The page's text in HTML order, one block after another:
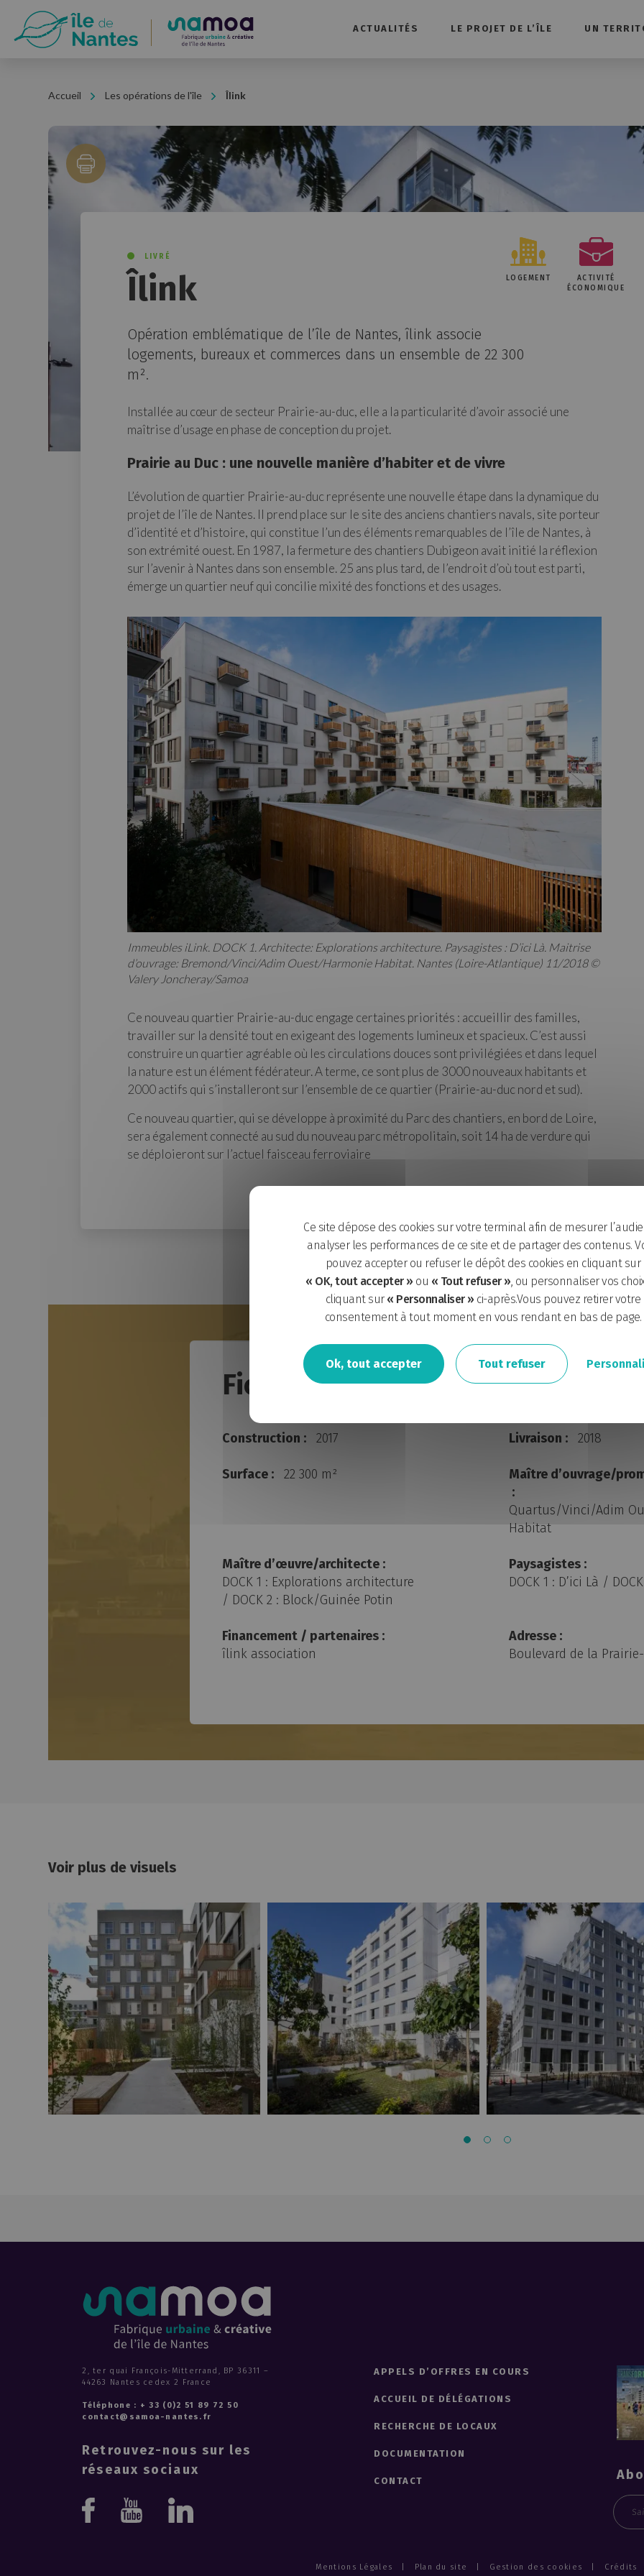
ACTUALITÉS LE PROJET DE L’ÎLE UN
Accueil Les opérations de l'île Îlink
ACTIVITÉ
ÉCONOMIQUE
LOGEMENT
LIVRÉ
Îlink
Opération emblématique de l’île de Nantes, îlink associe
logements, bureaux et commerces dans un ensemble de 22 300
m².
Installée au cœur de secteur Prairie-au-duc, elle a la particularité d’avoir associé une
maîtrise d’usage en phase de conception du projet.
Prairie au Duc : une nouvelle manière d’habiter et de vivre
L’évolution de quartier Prairie-au-duc représente une nouvelle étape dans la dynamique du
projet de l’île de Nantes. Il prend place sur le site des anciens chantiers navals, site porteur
d’identité et d’histoire, qui constitue l’un des éléments remarquables de l’île de Nantes, à
son extrémité ouest. En 1987, la fermeture des chantiers Dubigeon avait initié la réflexion
sur l’avenir à Nantes dans son ensemble. 25 ans plus tard, de l’endroit d’où tout est parti,
émerge un quartier neuf qui concilie mixité des fonctions et des usages.
Immeubles iLink. DOCK 1. Architecte: Explorations architecture. Paysagistes : D’ici Là. Maitrise
d’ouvrage: Bremond/Vinci/Adim Ouest/Harmonie Habitat. Nantes (Loire-Atlantique) 11/2018 ©
Valery Joncheray/Samoa
Ce nouveau quartier Prairie-au-duc engage certaines priorités : accueillir des familles,
travailler sur la densité tout en exigeant des logements lumineux et spacieux. C’est aussi
construire un quartier agréable où les circulations douces sont privilégiées et dans lequel
la nature est un élément fédérateur. A terme, ce sont plus de 3000 nouveaux habitants et
2000 actifs qui s’installeront sur l’ensemble de ce quartier (Prairie-au-duc nord et sud).
Ce nouveau quartier, qui se développe à proximité du Parc des chantiers, en bord de Loire,
sera également connecté au sud du nouveau parc métropolitain, soit 14 ha de verdure qui
se déploieront sur l’actuel faisceau ferroviaire
Fiche technique
Construction : 2017 Livraison : 2018
Surface : 22 300 m²
Maître d’ouvrage/
:
Quartus/Vinci/Adim
Habitat
Maître d’œuvre/architecte :
DOCK 1 : Explorations architecture
/ DOCK 2 : Block/Guinée Potin
Paysagistes :
DOCK 1 : D’ici Là /
Financement / partenaires :
îlink association
Adresse :
Boulevard de la
Voir plus de visuels
2, ter quai François-Mitterrand, BP 36311 –
44263 Nantes cedex 2 France
Téléphone : + 33 (0)2 51 89 72 50
contact@samoa-nantes.fr
Retrouvez-nous sur les
réseaux sociaux
Youtube
APPELS D’OFFRES EN COURS
ACCUEIL DE DÉLÉGATIONS
RECHERCHE DE LOCAUX
DOCUMENTATION
CONTACT
Email
Mentions Légales Plan du site Gestion des cookies Crédits
Panneau de gestion des cookies
Ce site dépose des cookies sur votre terminal afin de mesurer
analyser les performances de ce site et de partager des contenus.
pouvez accepter ou refuser le dépôt des cookies en cliquant sur
« OK, tout accepter » ou « Tout refuser » , ou personnaliser vos
cliquant sur « Personnaliser » ci-après.Vous pouvez retirer votre
consentement à tout moment en vous rendant en bas de page.
Ok, tout accepter Tout refuser